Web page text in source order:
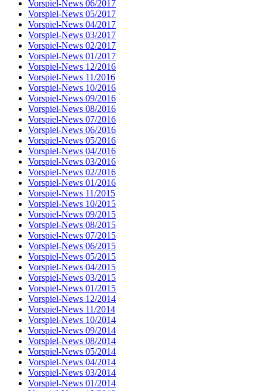
Vorspiel-News 06/2017
Vorspiel-News 05/2017
Vorspiel-News 04/2017
Vorspiel-News 03/2017
Vorspiel-News 02/2017
Vorspiel-News 01/2017
Vorspiel-News 12/2016
Vorspiel-News 11/2016
Vorspiel-News 10/2016
Vorspiel-News 09/2016
Vorspiel-News 08/2016
Vorspiel-News 07/2016
Vorspiel-News 06/2016
Vorspiel-News 05/2016
Vorspiel-News 04/2016
Vorspiel-News 03/2016
Vorspiel-News 02/2016
Vorspiel-News 01/2016
Vorspiel-News 11/2015
Vorspiel-News 10/2015
Vorspiel-News 09/2015
Vorspiel-News 08/2015
Vorspiel-News 07/2015
Vorspiel-News 06/2015
Vorspiel-News 05/2015
Vorspiel-News 04/2015
Vorspiel-News 03/2015
Vorspiel-News 01/2015
Vorspiel-News 12/2014
Vorspiel-News 11/2014
Vorspiel-News 10/2014
Vorspiel-News 09/2014
Vorspiel-News 08/2014
Vorspiel-News 05/2014
Vorspiel-News 04/2014
Vorspiel-News 03/2014
Vorspiel-News 01/2014